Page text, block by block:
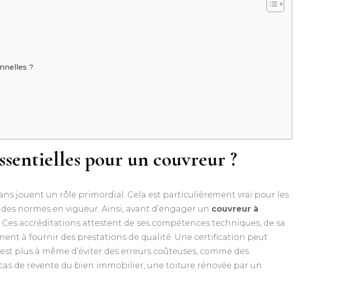
?
pour un couvreur ?
jouent un rôle primordial. Cela est particulièrement vrai pour les
normes en vigueur. Ainsi, avant d’engager un couvreur à
accréditations attestent de ses compétences techniques, de sa
à fournir des prestations de qualité. Une certification peut
plus à même d’éviter des erreurs coûteuses, comme des
de revente du bien immobilier, une toiture rénovée par un